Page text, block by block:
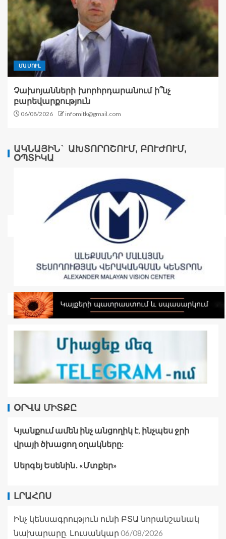
ՄԱՄՈՒԼ
Չախոյանների խորհրդարանում ի՞նչ
բարեվարքություն
06/08/2026 infomitk@gmail.com
ԱԿՆԱՅԻՆ` ԱԽՏՈՐՈՇՈՒՄ, ԲՈՒԺՈՒՄ,
ՕՊՏԻԿԱ
ՕՐՎԱ ՄԻՏՔԸ
Կյանքում ամեն ինչ անցողիկ է, ինչպես ջրի
վրայի ծխացող օղակները:
Սերգեյ Եսենին․ «Մտքեր»
ԼՐԱՀՈՍ
Ինչ կենսագրություն ունի ԲՏԱ նորանշանակ
նախարարը. Լուսանկար 06/08/2026